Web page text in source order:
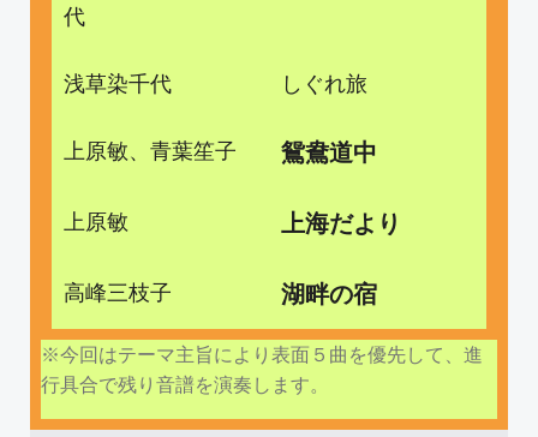
代
浅草染千代 しぐれ旅
上原敏、青葉笙子 鴛鴦道中
上原敏 上海だより
高峰三枝子 湖畔の宿
※今回はテーマ主旨により表面５曲を優先して、進
行具合で残り音譜を演奏します。